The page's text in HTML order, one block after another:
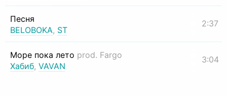
Песня
BELOBOKA, ST
2:37
Море пока лето prod. Fargo
Хабиб, VAVAN
3:04